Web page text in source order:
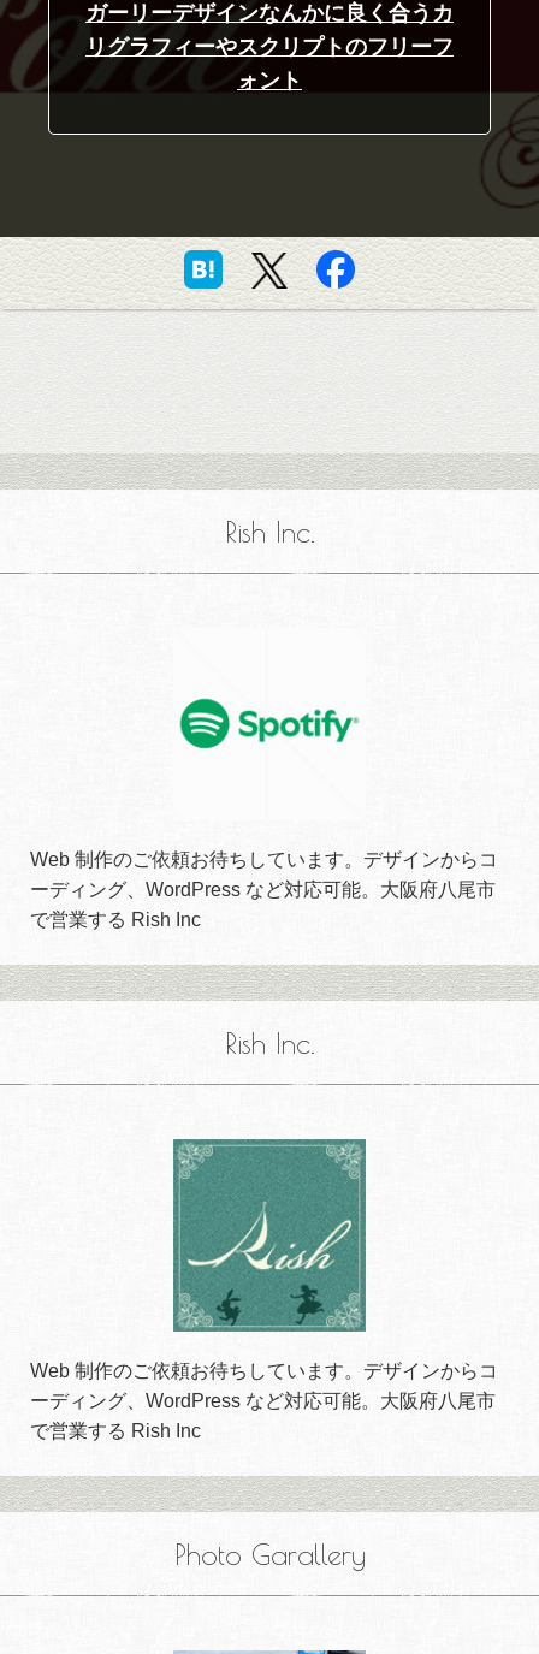
ガーリーデザインなんかに良く合うカ
リグラフィーやスクリプトのフリーフ
ォント
Rish Inc.
Web 制作のご依頼お待ちしています。デザインからコ
ーディング、WordPress など対応可能。大阪府八尾市
で営業する Rish Inc
Rish Inc.
Web 制作のご依頼お待ちしています。デザインからコ
ーディング、WordPress など対応可能。大阪府八尾市
で営業する Rish Inc
Photo Garallery